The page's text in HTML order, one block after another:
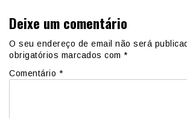
Deixe um comentário
O seu endereço de email não será
obrigatórios marcados com *
Comentário *